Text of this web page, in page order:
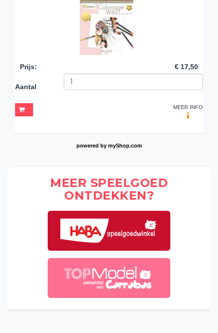
Prijs: € 17,50
Aantal
MEER INFO
powered by myShop.com
MEER SPEELGOED
ONTDEKKEN?